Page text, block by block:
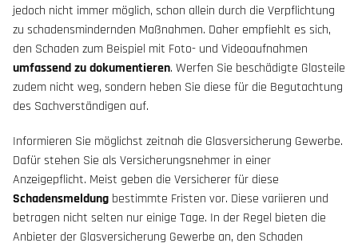
jedoch nicht immer möglich, schon allein durch die Verpflichtung
zu schadensmindernden Maßnahmen. Daher empfiehlt es sich,
den Schaden zum Beispiel mit Foto- und Videoaufnahmen
umfassend zu dokumentieren. Werfen Sie beschädigte Glasteile
zudem nicht weg, sondern heben Sie diese für die Begutachtung
des Sachverständigen auf.
Informieren Sie möglichst zeitnah die Glasversicherung Gewerbe.
Dafür stehen Sie als Versicherungsnehmer in einer
Anzeigepflicht. Meist geben die Versicherer für diese
Schadensmeldung bestimmte Fristen vor. Diese variieren und
betragen nicht selten nur einige Tage. In der Regel bieten die
Anbieter der Glasversicherung Gewerbe an, den Schaden